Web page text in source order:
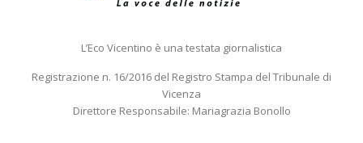
L’Eco Vicentino è una testata giornalistica
Registrazione n. 16/2016 del Registro Stampa del Tribunale di
Vicenza
Direttore Responsabile: Mariagrazia Bonollo